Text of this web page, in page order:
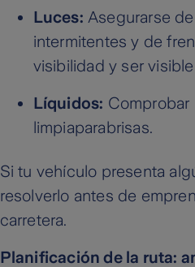
Luces: Asegurarse
intermitentes y de
visibilidad y ser
Líquidos: Comprobar
limpiaparabrisas.
Si tu vehículo presenta
resolverlo antes de
carretera.
Planificación de la ruta: